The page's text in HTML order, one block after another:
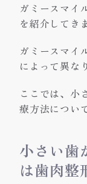
ガミースマイ
を紹介してき
ガミースマイ
によって異な
ここでは、小
療方法につい
小さい歯
は歯肉整